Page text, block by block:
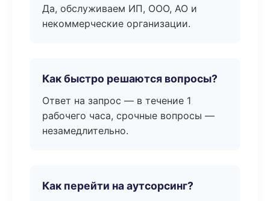
Да, обслуживаем ИП, ООО, АО и
некоммерческие организации.
Как быстро решаются вопросы?
Ответ на запрос — в течение 1
рабочего часа, срочные вопросы —
незамедлительно.
Как перейти на аутсорсинг?